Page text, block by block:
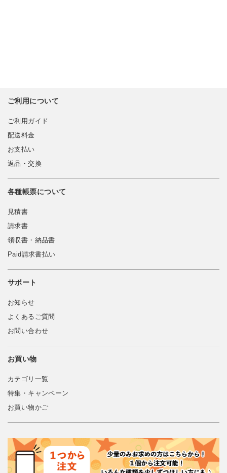
ご利用について
ご利用ガイド
配送料金
お支払い
返品・交換
各種帳票について
見積書
請求書
領収書・納品書
Paid請求書払い
サポート
お知らせ
よくあるご質問
お問い合わせ
お買い物
カテゴリ一覧
特集・キャンペーン
お買い物かご